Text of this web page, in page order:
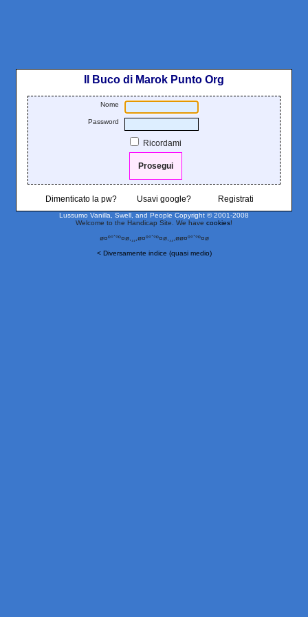
Il Buco di Marok Punto Org
Nome
Password
Ricordami
Dimenticato la pw? Usavi google? Registrati
Lussumo Vanilla, Swell, and People Copyright © 2001-2008
Welcome to the Handicap Site. We have cookies!
ø¤º°`°º¤ø,¸¸,ø¤º°`°º¤ø,¸¸,øø¤º°`°º¤ø
< Diversamente indice (quasi medio)